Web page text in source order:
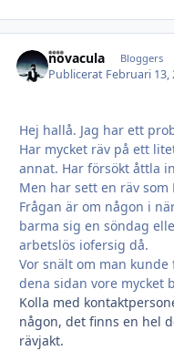
novacula Bloggers
Publicerat Februari 13,
Hej hallå. Jag har ett
Har mycket räv på ett
annat. Har försökt åttla
Men har sett en räv som
Frågan är om någon i
barma sig en söndag
arbetslös iofersig då.
Vor snält om man
dena sidan vore mycket
Kolla med
någon, det finns en hel
rävjakt.